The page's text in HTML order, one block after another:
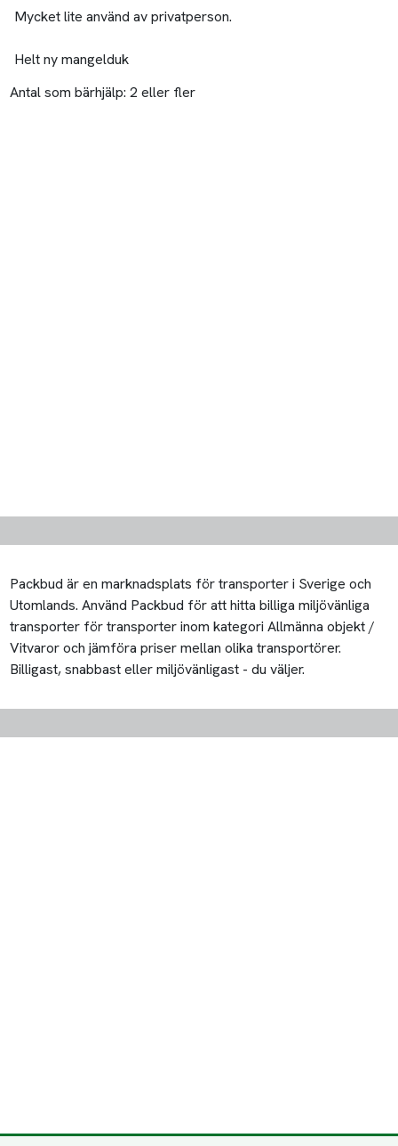
Mycket lite använd av privatperson.
Helt ny mangelduk
Antal som bärhjälp: 2 eller fler
Packbud är en marknadsplats för transporter i Sverige och
Utomlands. Använd Packbud för att hitta billiga miljövänliga
transporter för transporter inom kategori Allmänna objekt /
Vitvaror och jämföra priser mellan olika transportörer.
Billigast, snabbast eller miljövänligast - du väljer.